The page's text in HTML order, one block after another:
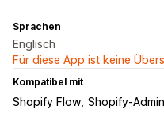
Sprachen
Englisch
Für diese App ist keine
Kompatibel mit
Shopify Flow Shopify-